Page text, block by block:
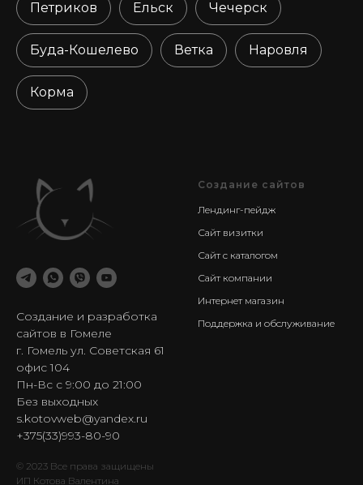
Петриков Ельск Чечерск
Буда-Кошелево Ветка Наровля
Корма
Создание и разработка
сайтов в Гомеле
г. Гомель ул. Советская 61
офис 104
Пн-Вс с 9:00 до 21:00
Без выходных
s.kotovweb@yandex.ru
+375(33)993-80-90
© 2023 Все права защищены
ИП Котова Валентина
Создание сайтов
Лендинг-пейдж
Сайт визитки
Сайт с каталогом
Сайт компании
Интернет магазин
Поддержка и обслуживание